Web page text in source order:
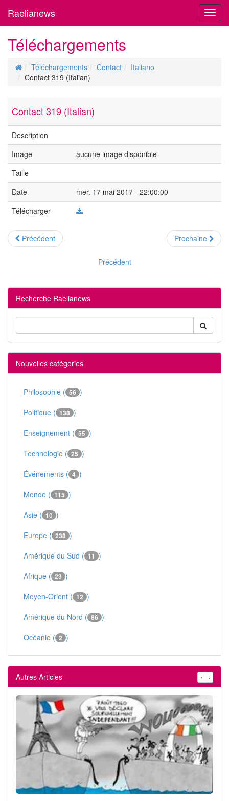
Raelianews
Téléchargements
Téléchargements Contact
Italiano
Contact 319 (Italian)
Contact 319 (Italian)
Description
Image
aucune image disponible
Taille
Date
mer. 17 mai 2017 - 22:00:00
Télécharger
Précédent Prochaine
Précédent
Recherche Raelianews
Nouvelles catégories
Philosophie ( 56 )
Politique ( 138 )
Enseignement ( 55 )
Technologie ( 25 )
Événements ( 4 )
Monde ( 115 )
Asie ( 10 )
Europe ( 238 )
Amérique du Sud ( 11 )
Afrique ( 23 )
Moyen-Orient ( 12 )
Amérique du Nord ( 86 )
Océanie ( 2 )
Autres Articles ‹ ›